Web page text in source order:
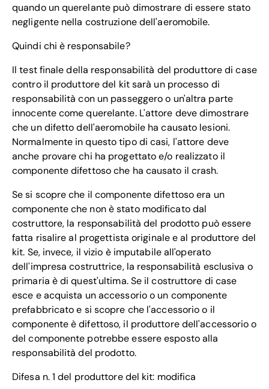
quando un querelante può dimostrare di essere stato
negligente nella costruzione dell'aeromobile.
Quindi chi è responsabile?
Il test finale della responsabilità del produttore di case
contro il produttore del kit sarà un processo di
responsabilità con un passeggero o un'altra parte
innocente come querelante. L'attore deve dimostrare
che un difetto dell'aeromobile ha causato lesioni.
Normalmente in questo tipo di casi, l'attore deve
anche provare chi ha progettato e/o realizzato il
componente difettoso che ha causato il crash.
Se si scopre che il componente difettoso era un
componente che non è stato modificato dal
costruttore, la responsabilità del prodotto può essere
fatta risalire al progettista originale e al produttore del
kit. Se, invece, il vizio è imputabile all'operato
dell'impresa costruttrice, la responsabilità esclusiva o
primaria è di quest'ultima. Se il costruttore di case
esce e acquista un accessorio o un componente
prefabbricato e si scopre che l'accessorio o il
componente è difettoso, il produttore dell'accessorio o
del componente potrebbe essere esposto alla
responsabilità del prodotto.
Difesa n. 1 del produttore del kit: modifica